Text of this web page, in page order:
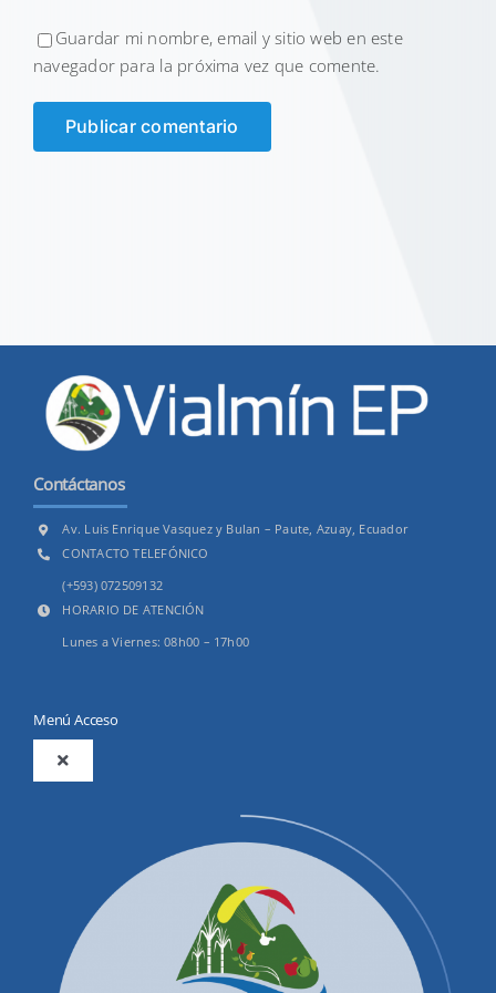
Guardar mi nombre, email y sitio web en este
navegador para la próxima vez que comente.
Contáctanos
Av. Luis Enrique Vasquez y Bulan – Paute, Azuay, Ecuador
CONTACTO TELEFÓNICO
(+593) 072509132
HORARIO DE ATENCIÓN
Lunes a Viernes: 08h00 – 17h00
Menú Acceso
Toggle
Productos y Servicios
Convocatorias Precalificación